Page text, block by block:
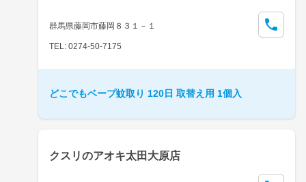
群馬県藤岡市藤岡８３１－１
TEL: 0274-50-7175
どこでもベープ蚊取り 120日 取替え用 1個入
クスリのアオキ太田大原店